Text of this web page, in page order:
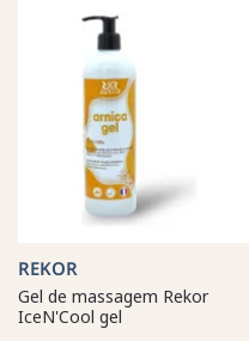
REKOR
Gel de massagem Rekor
IceN'Cool gel